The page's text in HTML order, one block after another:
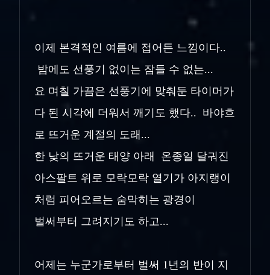
이제 본격적인 여름에 접어든 느낌이다..
밤에도 선풍기 없이는 잠들 수 없는...
요 며칠 가끔은 선풍기에 맞춰둔 타이머가
다 된 시각에 더워서 깨기도 했다.. 바야흐
로 뜨거운 계절의 도래...
한 낮의 뜨거운 태양 아래 온종일 달궈진
아스팔트 위로 모락모락 열기가 아지랭이
처럼 피어오르는 숨막히는 광경이
벌써부터 그려지기도 하고...
어제는 누군가로부터 벌써 1년의 반이 지